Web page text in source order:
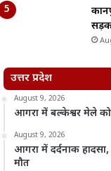
उत्तर प्रदेश
August 9, 2026
आगरा में बल्केश्वर मेले को
August 9, 2026
आगरा में दर्दनाक
मौत